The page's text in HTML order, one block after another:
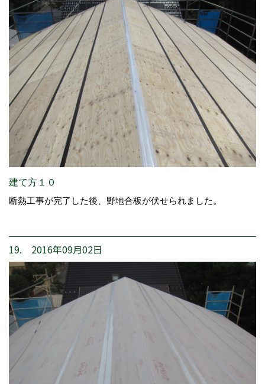
建て方１０
断熱工事が完了した後、野地合板が伏せられました。
19. 2016年09月02日